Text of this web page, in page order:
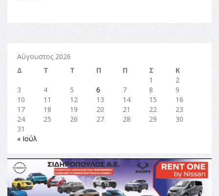
Αύγουστος 2026
Δ
Τ Τ Π Π Σ
Κ
1
2
3
4 5 6 7 8
9
10
11 12 13 14 15
16
17
18 19 20 21 22
23
24
25 26 27 28 29
30
31
« Ιούλ